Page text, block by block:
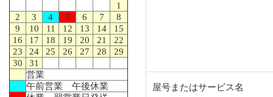
1
2
3 4 5 6 7
8
9
10 11 12 13 14
15
16
17 18 19 20 21
22
23
24 25 26 27 28
29
30
31
営業
午前営業 午後休業
屋号またはサービス名